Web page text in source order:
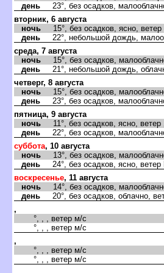
день 23°, без осадков,
вторник, 6 августа
ночь 15°, без осадков, ясно, ветер
день 22°, небольшой дождь,
среда, 7 августа
ночь 15°, без осадков,
день 21°, небольшой дождь,
четверг, 8 августа
ночь 15°, без осадков,
день 23°, без осадков,
пятница, 9 августа
ночь 11°, без осадков, ясно, ветер
день 22°, без осадков,
суббота, 10 августа
ночь 13°, без осадков,
день 24°, без осадков, ясно,
воскресенье, 11 августа
ночь 14°, без осадков,
день 20°, без осадков, облачно,
,
°, , , ветер м/с
°, , , ветер м/с
,
°, , , ветер м/с
°, , , ветер м/с